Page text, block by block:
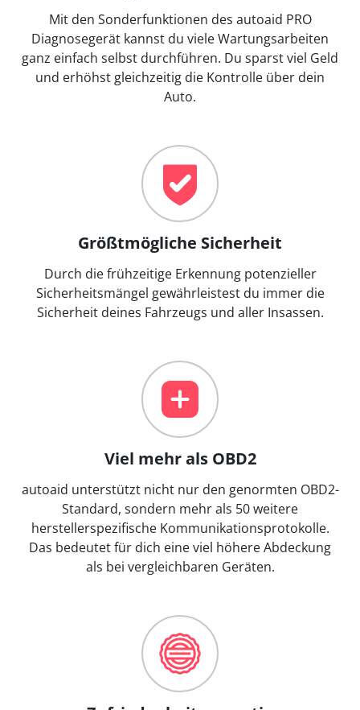
Mit den Sonderfunktionen des autoaid PRO
Diagnosegerät kannst du viele Wartungsarbeiten
ganz einfach selbst durchführen. Du sparst viel Geld
und erhöhst gleichzeitig die Kontrolle über dein
Auto.
Größtmögliche Sicherheit
Durch die frühzeitige Erkennung potenzieller
Sicherheitsmängel gewährleistest du immer die
Sicherheit deines Fahrzeugs und aller Insassen.
Viel mehr als OBD2
autoaid unterstützt nicht nur den genormten OBD2-
Standard, sondern mehr als 50 weitere
herstellerspezifische Kommunikationsprotokolle.
Das bedeutet für dich eine viel höhere Abdeckung
als bei vergleichbaren Geräten.